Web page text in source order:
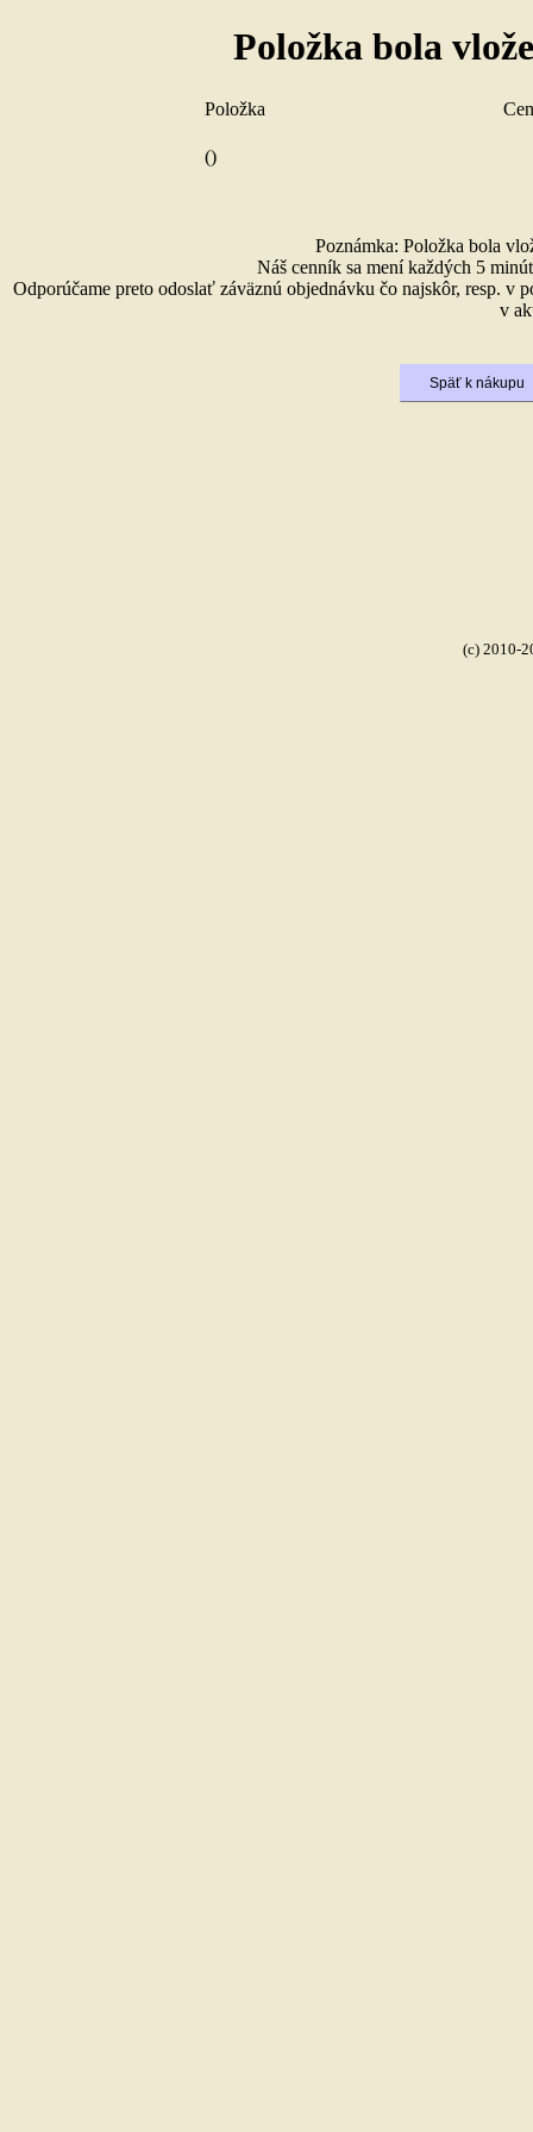
Položka bola
Položka
()
Poznámka: Položka bola
Náš cenník sa mení každých 5
Odporúčame preto odoslať záväznú objednávku čo najskôr, resp. v
v
(c) 2010-